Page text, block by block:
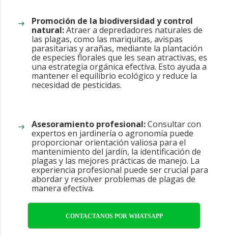
Promoción de la biodiversidad y control
natural:Atraer a depredadores naturales de
las plagas, como las mariquitas, avispas
parasitarias y arañas, mediante la plantación
de especies florales que les sean atractivas, es
una estrategia orgánica efectiva. Esto ayuda a
mantener el equilibrio ecológico y reduce la
necesidad de pesticidas.
Asesoramiento profesional:Consultar con
expertos en jardinería o agronomía puede
proporcionar orientación valiosa para el
mantenimiento del jardín, la identificación de
plagas y las mejores prácticas de manejo. La
experiencia profesional puede ser crucial para
abordar y resolver problemas de plagas de
manera efectiva.
CONTACTANOS POR WHATSAPP